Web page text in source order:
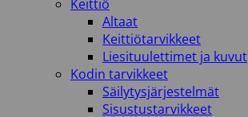
Keittiö
Altaat
Keittiötarvikkeet
Liesituulettimet ja kuvut
Kodin tarvikkeet
Säilytysjärjestelmät
Sisustustarvikkeet